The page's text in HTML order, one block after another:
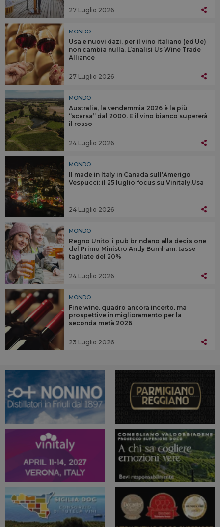
27 Luglio 2026
MONDO
Usa e nuovi dazi, per il vino italiano (ed Ue)
non cambia nulla. L’analisi Us Wine Trade
Alliance
27 Luglio 2026
MONDO
Australia, la vendemmia 2026 è la più
“scarsa” dal 2000. E il vino bianco supererà
il rosso
24 Luglio 2026
MONDO
Il made in Italy in Canada sull’Amerigo
Vespucci: il 25 luglio focus su Vinitaly.Usa
24 Luglio 2026
MONDO
Regno Unito, i pub brindano alla decisione
del Primo Ministro Andy Burnham: tasse
tagliate del 20%
24 Luglio 2026
MONDO
Fine wine, quadro ancora incerto, ma
prospettive in miglioramento per la
seconda metà 2026
23 Luglio 2026